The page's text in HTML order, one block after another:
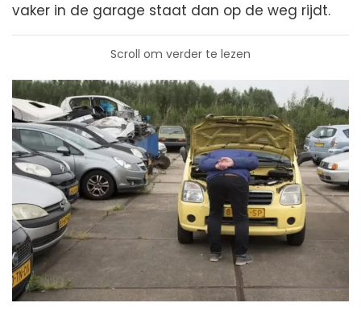
vaker in de garage staat dan op de weg rijdt.
Scroll om verder te lezen